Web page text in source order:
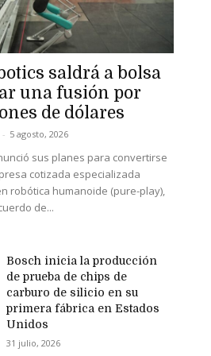
saldrá a bolsa
una fusión por
de dólares
- 5 agosto, 2026
sus planes para convertirse
cotizada especializada
robótica humanoide (pure-play),
de...
Bosch inicia la producción
de prueba de chips de
carburo de silicio en su
primera fábrica en Estados
Unidos
31 julio, 2026